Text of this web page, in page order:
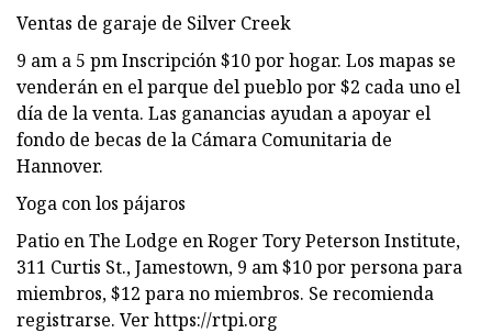
Ventas de garaje de Silver Creek
9 am a 5 pm Inscripción $10 por hogar. Los mapas se
venderán en el parque del pueblo por $2 cada uno el
día de la venta. Las ganancias ayudan a apoyar el
fondo de becas de la Cámara Comunitaria de
Hannover.
Yoga con los pájaros
Patio en The Lodge en Roger Tory Peterson Institute,
311 Curtis St., Jamestown, 9 am $10 por persona para
miembros, $12 para no miembros. Se recomienda
registrarse. Ver https://rtpi.org